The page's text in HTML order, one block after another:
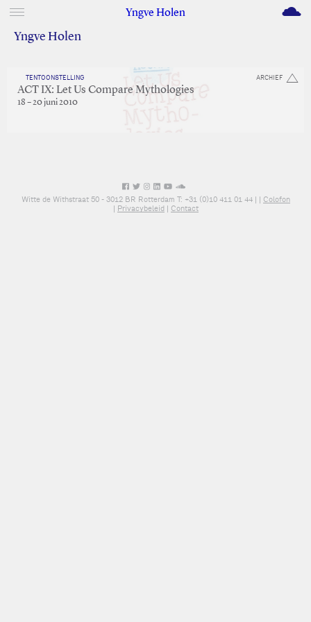
Yngve Holen M
Yngve Holen
ARCHIEF
TENTOONSTELLING
ACT IX: Let Us Compare Mythologies
18 – 20 juni 2010
Witte de Withstraat 50 - 3012 BR Rotterdam T: +31 (0)10 411 01 44 | | Colofon
| Privacybeleid| Contact